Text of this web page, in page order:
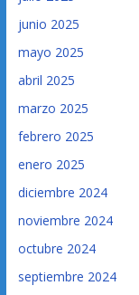
junio 2025
mayo 2025
abril 2025
marzo 2025
febrero 2025
enero 2025
diciembre 2024
noviembre 2024
octubre 2024
septiembre 2024